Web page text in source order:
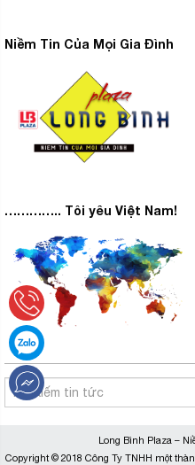
Niềm Tin Của Mọi Gia Đình
………….. Tôi yêu Việt Nam!
Long Bình Plaza –
Copyright © 2018 Công Ty TNHH một